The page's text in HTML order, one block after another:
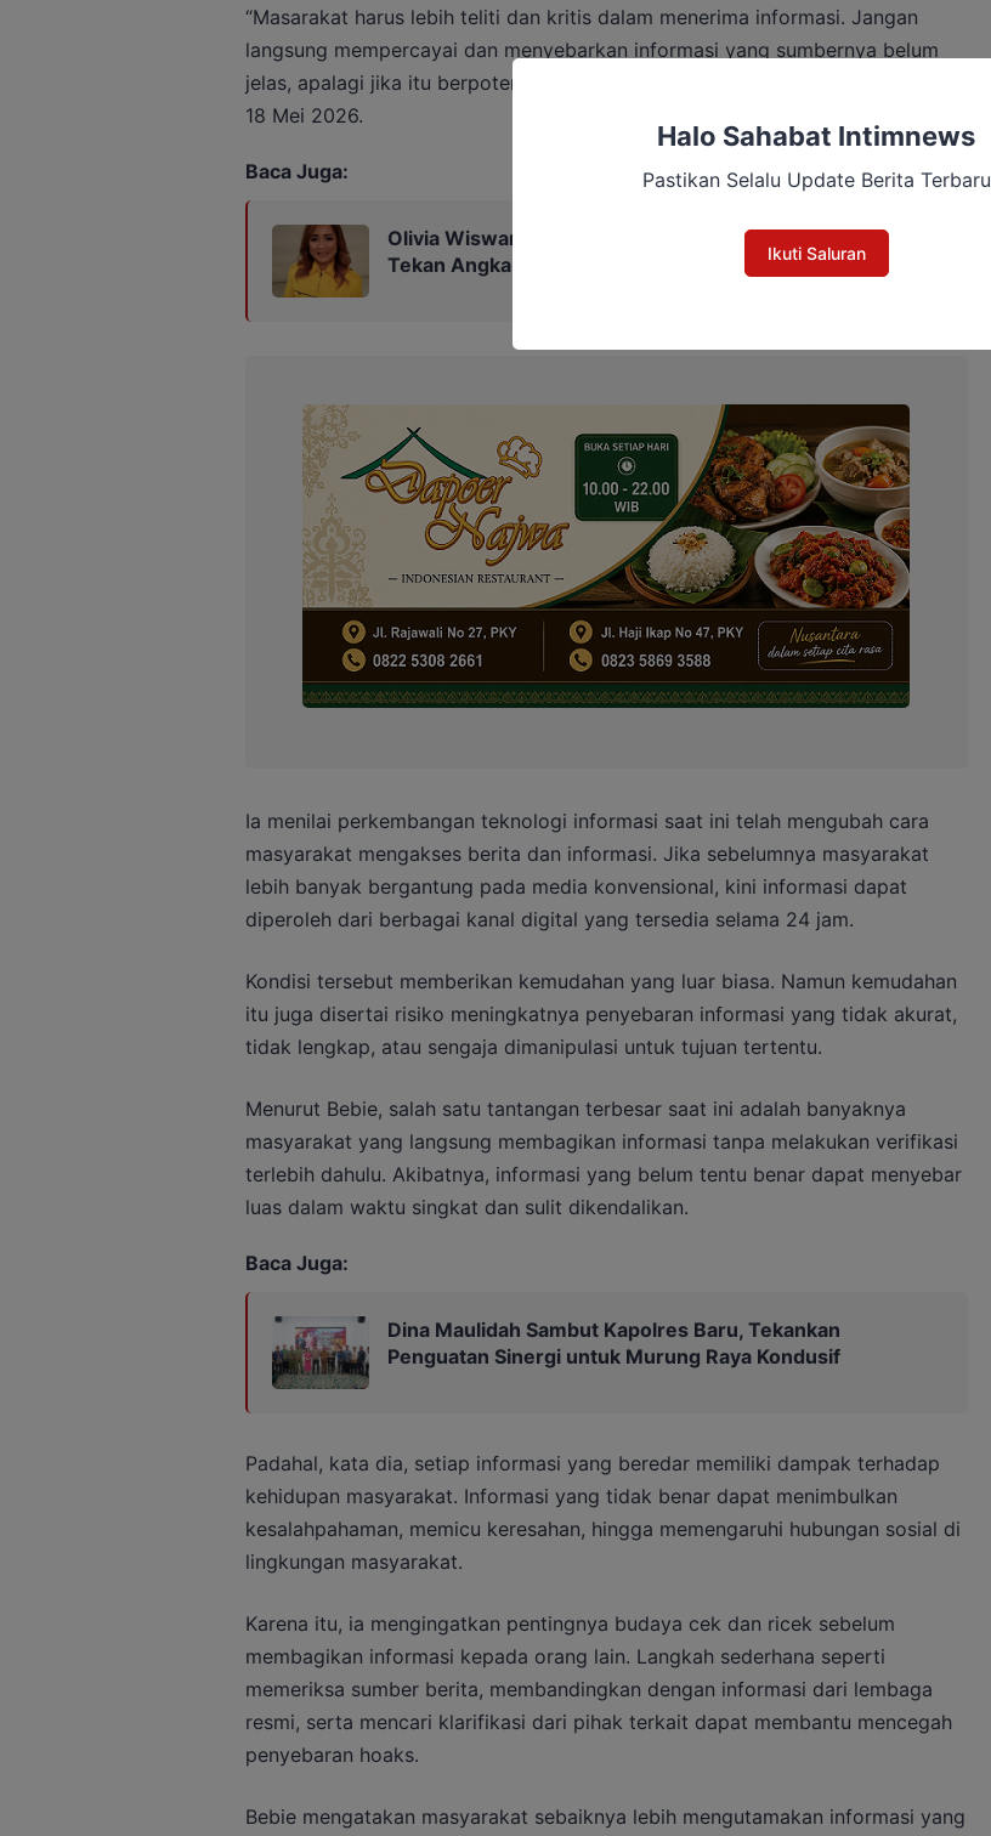
“Masarakat harus lebih teliti dan kritis dalam menerima informasi. Jangan
langsung mempercayai dan menyebarkan informasi yang sumbernya belum
jelas, apalagi jika itu berpotensi menimbulkan kepanikan,” kata Bebie, Senin,
18 Mei 2026.
Baca Juga:
Olivia Wiswanti: Kolaborasi Semua Pihak Dibutuhkan untuk
Tekan Angka Stunting
Ia menilai perkembangan teknologi informasi saat ini telah mengubah cara
masyarakat mengakses berita dan informasi. Jika sebelumnya masyarakat
lebih banyak bergantung pada media konvensional, kini informasi dapat
diperoleh dari berbagai kanal digital yang tersedia selama 24 jam.
Kondisi tersebut memberikan kemudahan yang luar biasa. Namun kemudahan
itu juga disertai risiko meningkatnya penyebaran informasi yang tidak akurat,
tidak lengkap, atau sengaja dimanipulasi untuk tujuan tertentu.
Menurut Bebie, salah satu tantangan terbesar saat ini adalah banyaknya
masyarakat yang langsung membagikan informasi tanpa melakukan verifikasi
terlebih dahulu. Akibatnya, informasi yang belum tentu benar dapat menyebar
luas dalam waktu singkat dan sulit dikendalikan.
Baca Juga:
Dina Maulidah Sambut Kapolres Baru, Tekankan
Penguatan Sinergi untuk Murung Raya Kondusif
Padahal, kata dia, setiap informasi yang beredar memiliki dampak terhadap
kehidupan masyarakat. Informasi yang tidak benar dapat menimbulkan
kesalahpahaman, memicu keresahan, hingga memengaruhi hubungan sosial di
lingkungan masyarakat.
Karena itu, ia mengingatkan pentingnya budaya cek dan ricek sebelum
membagikan informasi kepada orang lain. Langkah sederhana seperti
memeriksa sumber berita, membandingkan dengan informasi dari lembaga
resmi, serta mencari klarifikasi dari pihak terkait dapat membantu mencegah
penyebaran hoaks.
Bebie mengatakan masyarakat sebaiknya lebih mengutamakan informasi yang
Halo Sahabat Intimnews
Pastikan Selalu Update Berita Terbaru
Ikuti Saluran